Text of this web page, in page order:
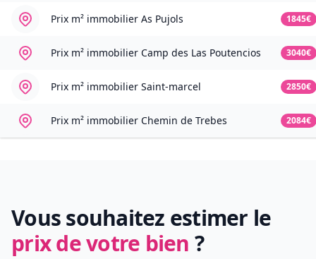
Prix m² immobilier As Pujols 1845€
Prix m² immobilier Camp des Las Poutencios 3040€
Prix m² immobilier Saint-marcel 2850€
Prix m² immobilier Chemin de Trebes 2084€
Vous souhaitez estimer le
prix de votre bien ?